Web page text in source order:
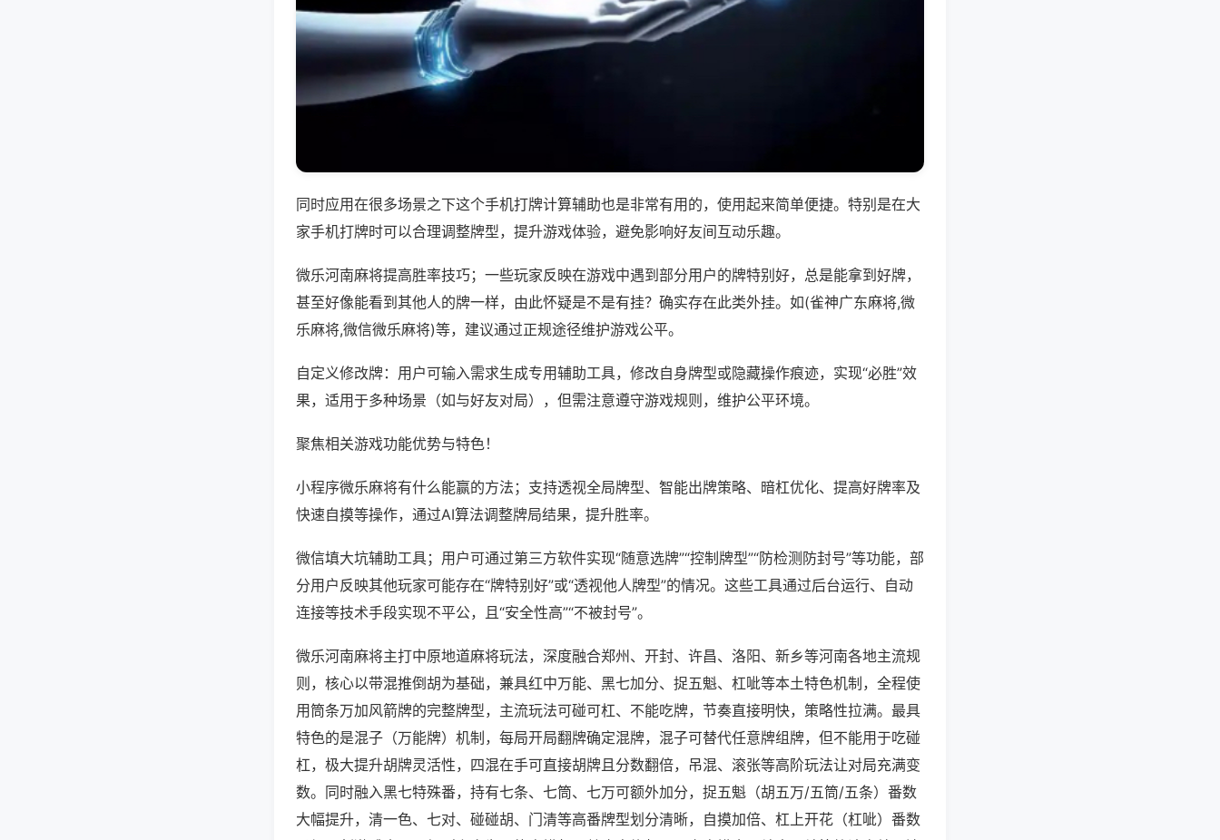
同时应用在很多场景之下这个手机打牌计算辅助也是非常有用的，使用起来简单便捷。特别是在大
家手机打牌时可以合理调整牌型，提升游戏体验，避免影响好友间互动乐趣。
微乐河南麻将提高胜率技巧；一些玩家反映在游戏中遇到部分用户的牌特别好，总是能拿到好牌，
甚至好像能看到其他人的牌一样，由此怀疑是不是有挂？确实存在此类外挂。如(雀神广东麻将,微
乐麻将,微信微乐麻将)等，建议通过正规途径维护游戏公平。
自定义修改牌：用户可输入需求生成专用辅助工具，修改自身牌型或隐藏操作痕迹，实现“必胜”效
果，适用于多种场景（如与好友对局），但需注意遵守游戏规则，维护公平环境。
聚焦相关游戏功能优势与特色！
小程序微乐麻将有什么能赢的方法；支持透视全局牌型、智能出牌策略、暗杠优化、提高好牌率及
快速自摸等操作，通过AI算法调整牌局结果，提升胜率。
微信填大坑辅助工具；用户可通过第三方软件实现“随意选牌”“控制牌型”“防检测防封号”等功能，部
分用户反映其他玩家可能存在“牌特别好”或“透视他人牌型”的情况。这些工具通过后台运行、自动
连接等技术手段实现不平公，且“安全性高”“不被封号”。
微乐河南麻将主打中原地道麻将玩法，深度融合郑州、开封、许昌、洛阳、新乡等河南各地主流规
则，核心以带混推倒胡为基础，兼具红中万能、黑七加分、捉五魁、杠呲等本土特色机制，全程使
用筒条万加风箭牌的完整牌型，主流玩法可碰可杠、不能吃牌，节奏直接明快，策略性拉满。最具
特色的是混子（万能牌）机制，每局开局翻牌确定混牌，混子可替代任意牌组牌，但不能用于吃碰
杠，极大提升胡牌灵活性，四混在手可直接胡牌且分数翻倍，吊混、滚张等高阶玩法让对局充满变
数。同时融入黑七特殊番，持有七条、七筒、七万可额外加分，捉五魁（胡五万/五筒/五条）番数
大幅提升，清一色、七对、碰碰胡、门清等高番牌型划分清晰，自摸加倍、杠上开花（杠呲）番数